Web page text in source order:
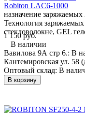
Robiton LAC6-1000
назначение
Технология заряжаемых
стекловолокне, GEL
1 150 руб.
В наличии
Вавилова 9А стр 6.: В
Кантемировская ул. 58
Оптовый склад: В
В корзину